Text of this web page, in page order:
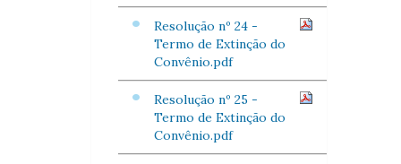
Resolução nº 24 -
Termo de Extinção do
Convênio.pdf
Resolução nº 25 -
Termo de Extinção do
Convênio.pdf